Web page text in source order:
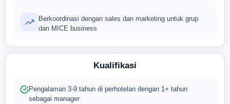
Berkoordinasi dengan sales dan marketing untuk grup
dan MICE business
Kualifikasi
Pengalaman 3-9 tahun di perhotelan dengan 1+ tahun
sebagai manager